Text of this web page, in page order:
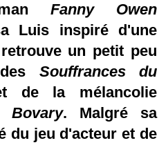
Fanny Owen
Luis inspiré d'une
un petit peu
Souffrances du
la mélancolie
Bovary. Malgré sa
du jeu d'acteur et de